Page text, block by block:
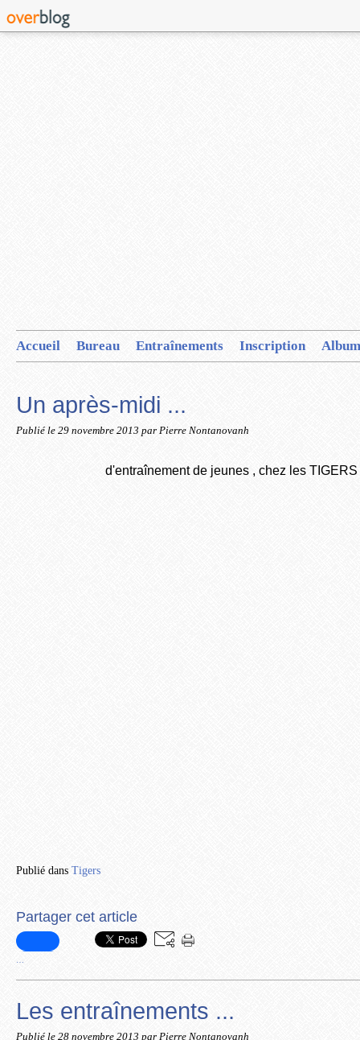
Accueil Bureau Entraînements Inscription
Un après-midi ...
Publié le 29 novembre 2013 par Pierre Nontanovanh
d'entraînement de jeunes , chez les
Publié dans Tigers
Partager cet article
Les entraînements ...
Publié le 28 novembre 2013 par Pierre Nontanovanh